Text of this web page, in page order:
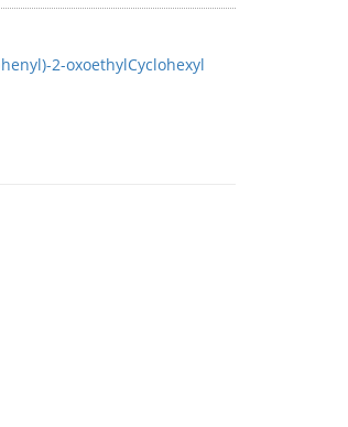
2-oxoethylCyclohexyl